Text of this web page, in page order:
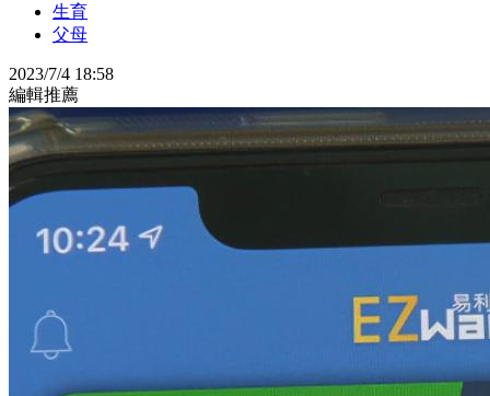
生育
父母
2023/7/4 18:58
編輯推薦